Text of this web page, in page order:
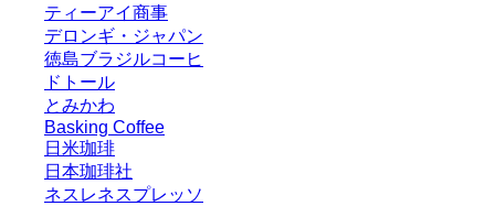
ティーアイ商事
デロンギ・ジャパン
徳島ブラジルコーヒ
ドトール
とみかわ
Basking Coffee
日米珈琲
日本珈琲社
ネスレネスプレッソ